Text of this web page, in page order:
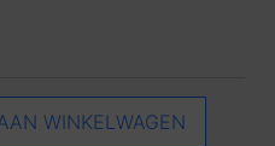
WINKELWAGEN